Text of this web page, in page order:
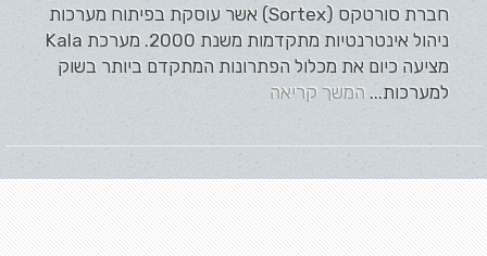
חברת סורטקס (Sortex) אשר עוסקת בפיתוח מערכות
ניהול אינטרנטיות מתקדמות משנת 2000. מערכת Kala
מציעה כיום את מכלול הפתרונות המתקדם ביותר בשוק
למערכות... המשך קריאה